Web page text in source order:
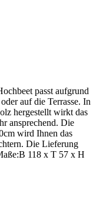
passt aufgrund
auf die Terrasse. In
hergestellt wirkt das
ansprechend. Die
wird Ihnen das
Die Lieferung
118 x T 57 x H